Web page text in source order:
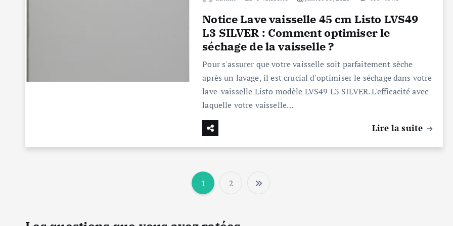
Notice Lave vaisselle 45 cm Listo LVS49
L3 SILVER : Comment optimiser le
séchage de la vaisselle ?
Pour s'assurer que votre vaisselle soit parfaitement sèche
après un lavage, il est crucial d'optimiser le séchage dans votre
lave-vaisselle Listo modèle LVS49 L3 SILVER. L'efficacité avec
laquelle votre vaisselle…
Lire la suite
P
1 2